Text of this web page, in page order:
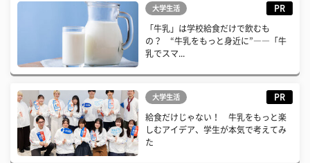
大学生活 PR
「牛乳」は学校給食だけで飲むも
の？ “牛乳をもっと身近に”――「牛
乳でスマ...
大学生活 PR
給食だけじゃない！ 牛乳をもっと楽
しむアイデア、学生が本気で考えてみ
た